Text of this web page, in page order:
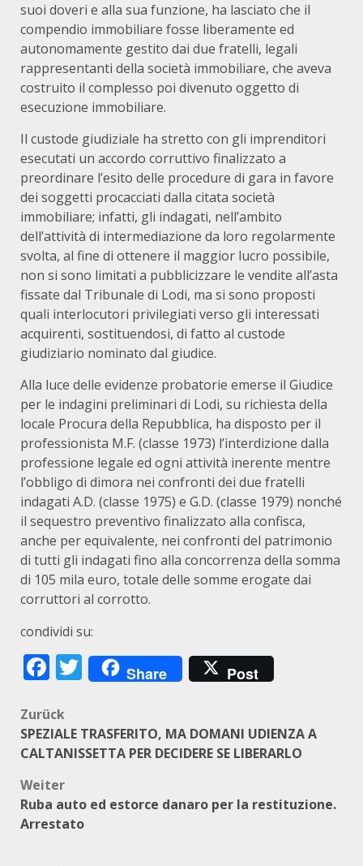
suoi doveri e alla sua funzione, ha lasciato che il
compendio immobiliare fosse liberamente ed
autonomamente gestito dai due fratelli, legali
rappresentanti della società immobiliare, che aveva
costruito il complesso poi divenuto oggetto di
esecuzione immobiliare.
Il custode giudiziale ha stretto con gli imprenditori
esecutati un accordo corruttivo finalizzato a
preordinare l’esito delle procedure di gara in favore
dei soggetti procacciati dalla citata società
immobiliare; infatti, gli indagati, nell’ambito
dell’attività di intermediazione da loro regolarmente
svolta, al fine di ottenere il maggior lucro possibile,
non si sono limitati a pubblicizzare le vendite all’asta
fissate dal Tribunale di Lodi, ma si sono proposti
quali interlocutori privilegiati verso gli interessati
acquirenti, sostituendosi, di fatto al custode
giudiziario nominato dal giudice.
Alla luce delle evidenze probatorie emerse il Giudice
per le indagini preliminari di Lodi, su richiesta della
locale Procura della Repubblica, ha disposto per il
professionista M.F. (classe 1973) l’interdizione dalla
professione legale ed ogni attività inerente mentre
l’obbligo di dimora nei confronti dei due fratelli
indagati A.D. (classe 1975) e G.D. (classe 1979) nonché
il sequestro preventivo finalizzato alla confisca,
anche per equivalente, nei confronti del patrimonio
di tutti gli indagati fino alla concorrenza della somma
di 105 mila euro, totale delle somme erogate dai
corruttori al corrotto.
condividi su:
Facebook
Twitter
Share Post
Beitragsnavigation
Zurück
SPEZIALE TRASFERITO, MA DOMANI UDIENZA A
CALTANISSETTA PER DECIDERE SE LIBERARLO
Weiter
Ruba auto ed estorce danaro per la restituzione.
Arrestato